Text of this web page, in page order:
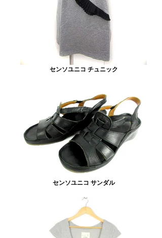
センソユニコ チュニック
センソユニコ サンダル